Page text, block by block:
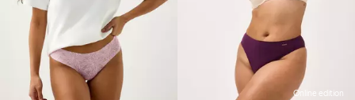
Online edition